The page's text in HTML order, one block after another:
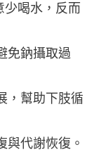
少喝水，反而
免鈉攝取過
，幫助下肢循
與代謝恢復。